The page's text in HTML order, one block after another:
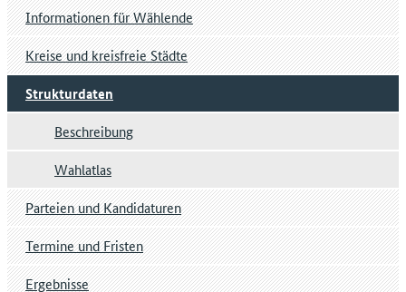
Informationen für Wählende
Kreise und kreisfreie Städte
Strukturdaten
Beschreibung
Wahlatlas
Parteien und Kandidaturen
Termine und Fristen
Ergebnisse